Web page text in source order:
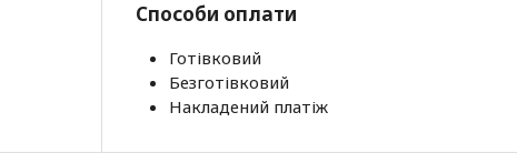
Способи оплати
Готівковий
Безготівковий
Накладений платіж